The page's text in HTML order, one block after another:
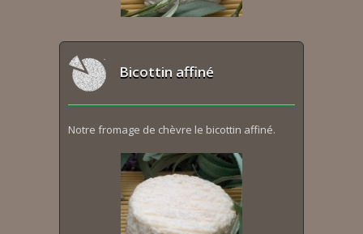
Bicottin affiné
Notre fromage de chèvre le bicottin affiné.